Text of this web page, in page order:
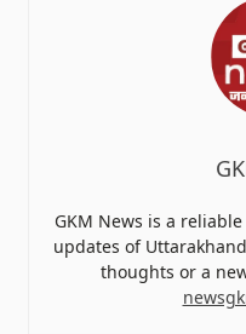
GKM News is a
updates of
thoughts or a